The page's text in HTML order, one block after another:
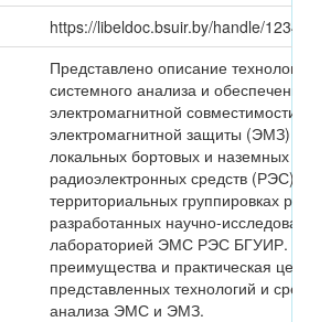
https://libeldoc.bsuir.by/handle/
Представлено описание
системного анализа и обеспечения
электромагнитной
электромагнитной защиты (ЭМЗ) в
локальных бортовых и наземных
радиоэлектронных средств (РЭС) и
территориальных группировках
разработанных научно-
лабораторией ЭМС РЭС БГУИР.
преимущества и практическая
представленных технологий и
анализа ЭМС и ЭМЗ.